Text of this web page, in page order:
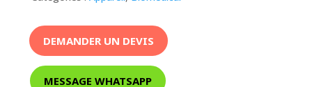
DEMANDER UN DEVIS
MESSAGE WHATSAPP